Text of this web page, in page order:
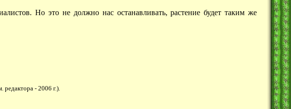
Но это не должно нас останавливать, растение будет таким же
редактора - 2006 г.).